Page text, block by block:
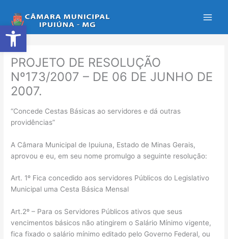
Abrir a barra de ferramentas
para
o
conteúdo
PROJETO DE RESOLUÇÃO
Nº173/2007 – DE 06 DE JUNHO DE
2007.
“Concede Cestas Básicas ao servidores e dá outras
providências”
A Câmara Municipal de Ipuiuna, Estado de Minas Gerais,
aprovou e eu, em seu nome promulgo a seguinte resolução:
Art. 1º Fica concedido aos servidores Públicos do Legislativo
Municipal uma Cesta Básica Mensal
Art.2º – Para os Servidores Públicos ativos que seus
vencimentos básicos não atingirem o Salário Mínimo vigente,
fica fixado o salário mínimo editado pelo Governo Federal, ou